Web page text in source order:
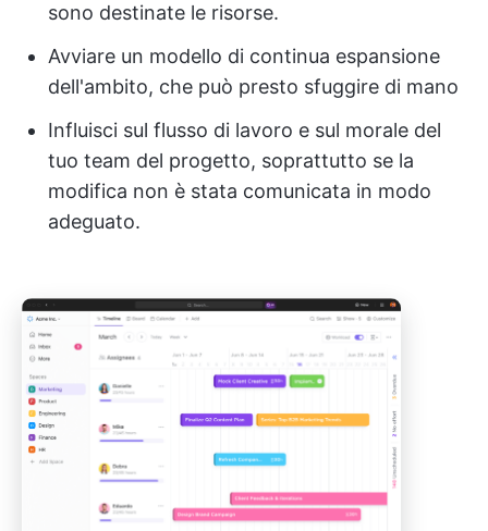
sono destinate le risorse.
Avviare un modello di continua espansione
dell'ambito, che può presto sfuggire di mano
Influisci sul flusso di lavoro e sul morale del
tuo team del progetto, soprattutto se la
modifica non è stata comunicata in modo
adeguato.